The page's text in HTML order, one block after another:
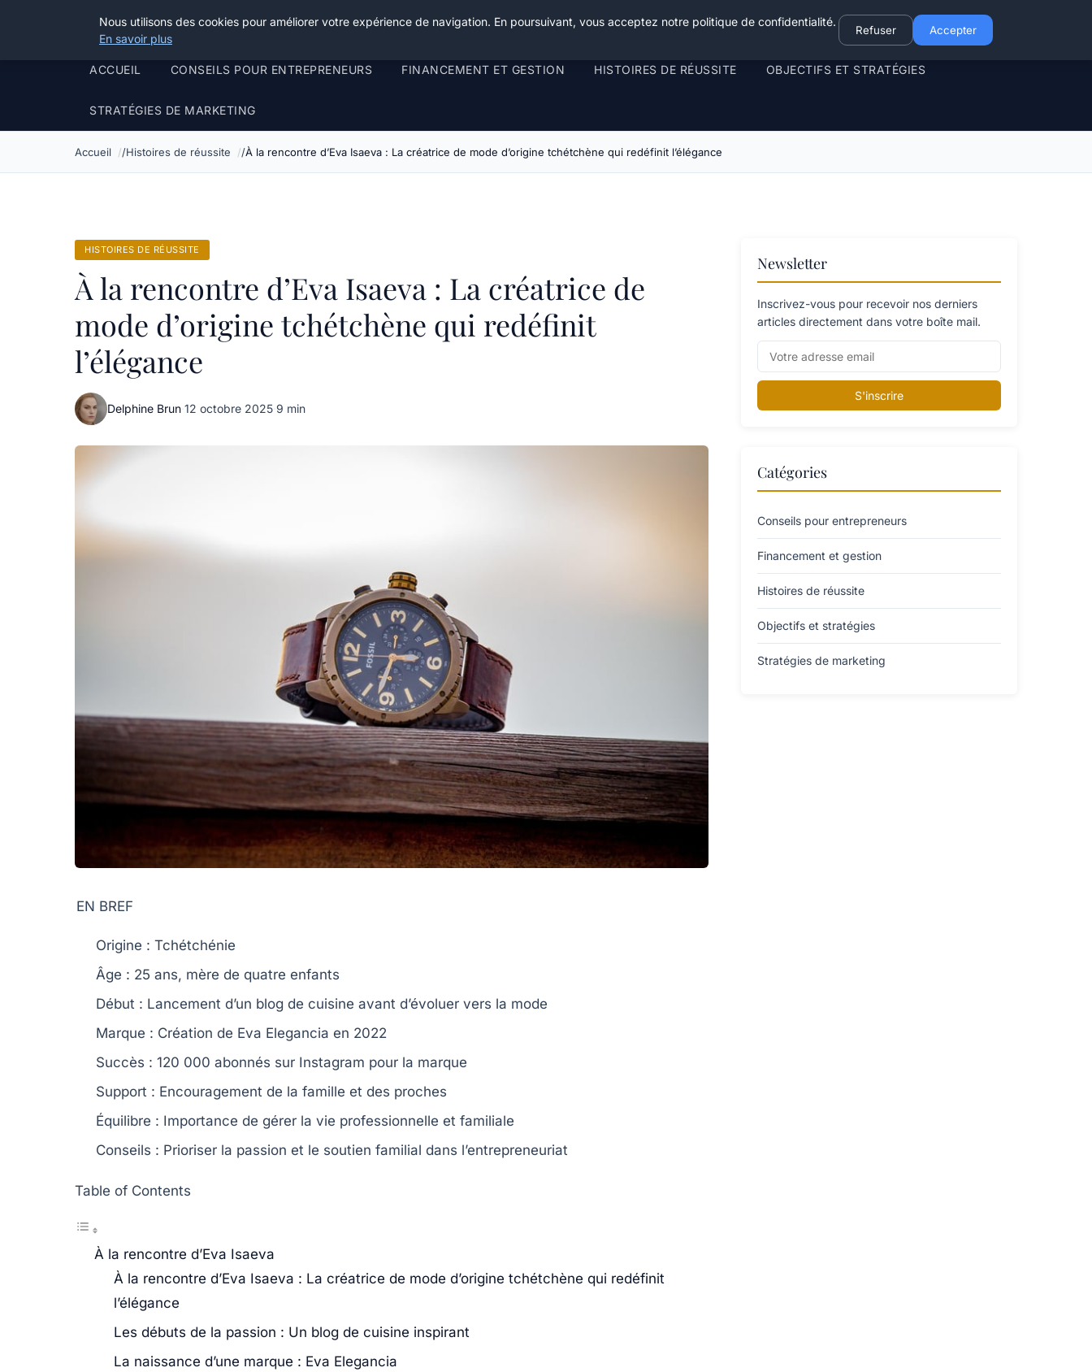
Henry Panky
ACCUEIL CONSEILS POUR ENTREPRENEURS FINANCEMENT ET GESTION HISTOIRES DE RÉUSSITE OBJECTIFS ET STRATÉGIES
STRATÉGIES DE MARKETING
Accueil Histoires de réussite À la rencontre d’Eva Isaeva : La créatrice de mode d’origine tchétchène qui redéfinit l’élégance
HISTOIRES DE RÉUSSITE
À la rencontre d’Eva Isaeva : La créatrice de
mode d’origine tchétchène qui redéfinit
l’élégance
Delphine Brun·12 octobre 2025·9 min
EN BREF
Origine : Tchétchénie
Âge : 25 ans, mère de quatre enfants
Début : Lancement d’un blog de cuisine avant d’évoluer vers la mode
Marque : Création de Eva Elegancia en 2022
Succès : 120 000 abonnés sur Instagram pour la marque
Support : Encouragement de la famille et des proches
Équilibre : Importance de gérer la vie professionnelle et familiale
Conseils : Prioriser la passion et le soutien familial dans l’entrepreneuriat
Table of Contents
À la rencontre d’Eva Isaeva
À la rencontre d’Eva Isaeva : La créatrice de mode d’origine tchétchène qui redéfinit
l’élégance
Les débuts de la passion : Un blog de cuisine inspirant
La naissance d’une marque : Eva Elegancia
Newsletter
Inscrivez-vous pour recevoir nos derniers
articles directement dans votre boîte mail.
S'inscrire
Catégories
Conseils pour entrepreneurs
Financement et gestion
Histoires de réussite
Objectifs et stratégies
Stratégies de marketing
Nous utilisons des cookies pour améliorer votre expérience de navigation. En poursuivant, vous acceptez notre politique de confidentialité.
En savoir plus
Refuser Accepter